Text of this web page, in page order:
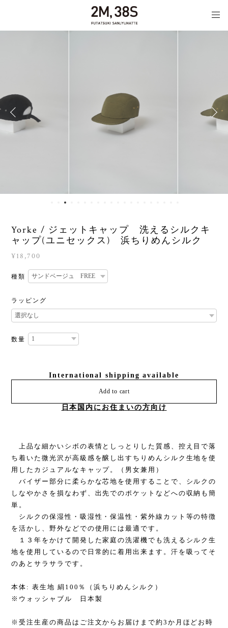
Yorke / ジェットキャップ 洗えるシルクキ
ャップ(ユニセックス) 浜ちりめんシルク
¥18,700
種類
ラッピング
数量
International shipping available
Add to cart
日本国内にお住まいの方向け
上品な細かいシボの表情としっとりした質感、控え目で落
ち着いた微光沢が高級感を醸し出すちりめんシルク生地を使
用したカジュアルなキャップ。（男女兼用）
バイザー部分に柔らかな芯地を使用することで、シルクの
しなやかさを損なわず、出先でのポケットなどへの収納も簡
単。
シルクの保湿性・吸湿性・保温性・紫外線カット等の特徴
を活かし、野外などでの使用には最適です。
１３年をかけて開発した家庭の洗濯機でも洗えるシルク生
地を使用しているので日常的に着用出来ます。汗を吸ってそ
のあとサラサラです。
本体: 表生地 絹100％（浜ちりめんシルク）
※ウォッシャブル 日本製
※受注生産の商品はご注文からお届けまで約3か月ほどお時